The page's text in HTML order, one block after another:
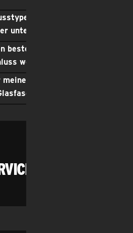
werden am
unterstützt?
bestehenden
weiter nutzen?
Glasfaseranschluss
Modem?
zu Glasfaser